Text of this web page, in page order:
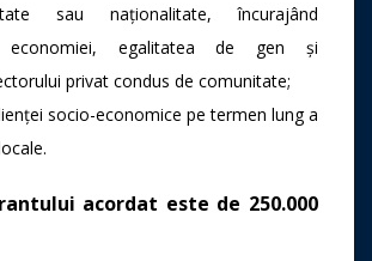
sau naționalitate, încurajând
economiei, egalitatea de gen și
privat condus de comunitate;
socio-economice pe termen lung a
acordat este de 250.000